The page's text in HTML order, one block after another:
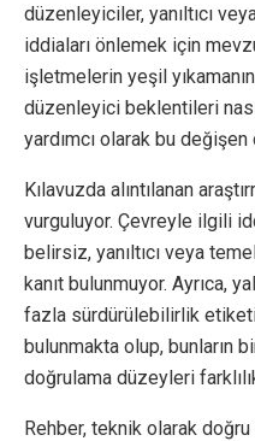
düzenleyiciler, yanıltıcı
iddiaları önlemek için
işletmelerin yeşil
düzenleyici beklentileri
yardımcı olarak bu değişen
Kılavuzda alıntılanan
vurguluyor. Çevreyle ilgili
belirsiz, yanıltıcı veya
kanıt bulunmuyor. Ayrıca,
fazla sürdürülebilirlik
bulunmakta olup, bunların
doğrulama düzeyleri
Rehber, teknik olarak